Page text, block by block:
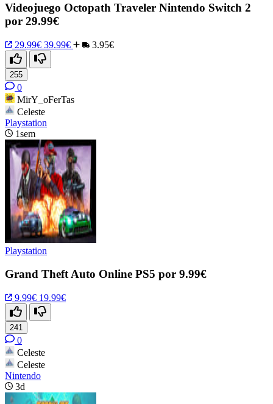
Videojuego Octopath Traveler Nintendo Switch 2
por 29.99€
29.99€ 39.99€ 3.95€
255
0
MirY_oFerTas
Celeste
Playstation
1sem
Playstation
Grand Theft Auto Online PS5 por 9.99€
9.99€ 19.99€
241
0
Celeste
Celeste
Nintendo
3d